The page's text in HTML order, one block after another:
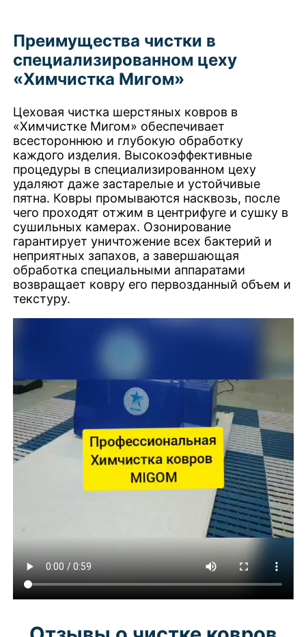
Преимущества чистки в
специализированном цеху
«Химчистка Мигом»
Цеховая чистка шерстяных ковров в
«Химчистке Мигом» обеспечивает
всестороннюю и глубокую обработку
каждого изделия. Высокоэффективные
процедуры в специализированном цеху
удаляют даже застарелые и устойчивые
пятна. Ковры промываются насквозь, после
чего проходят отжим в центрифуге и сушку в
сушильных камерах. Озонирование
гарантирует уничтожение всех бактерий и
неприятных запахов, а завершающая
обработка специальными аппаратами
возвращает ковру его первозданный объем и
текстуру.